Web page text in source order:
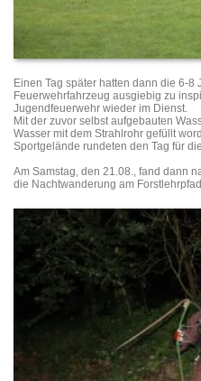
Einen Tag später hatten dann die 6-
Feuerwehrfahrzeug ausgiebig zu
Jugendfeuerwehr wieder im Dienst.
Mit der zuvor selbst aufgebauten
Wasser mit dem Strahlrohr gefüllt
Sportgelände rundeten den Tag für
Am Samstag, den 21.08., fand dann
die Nachtwanderung am